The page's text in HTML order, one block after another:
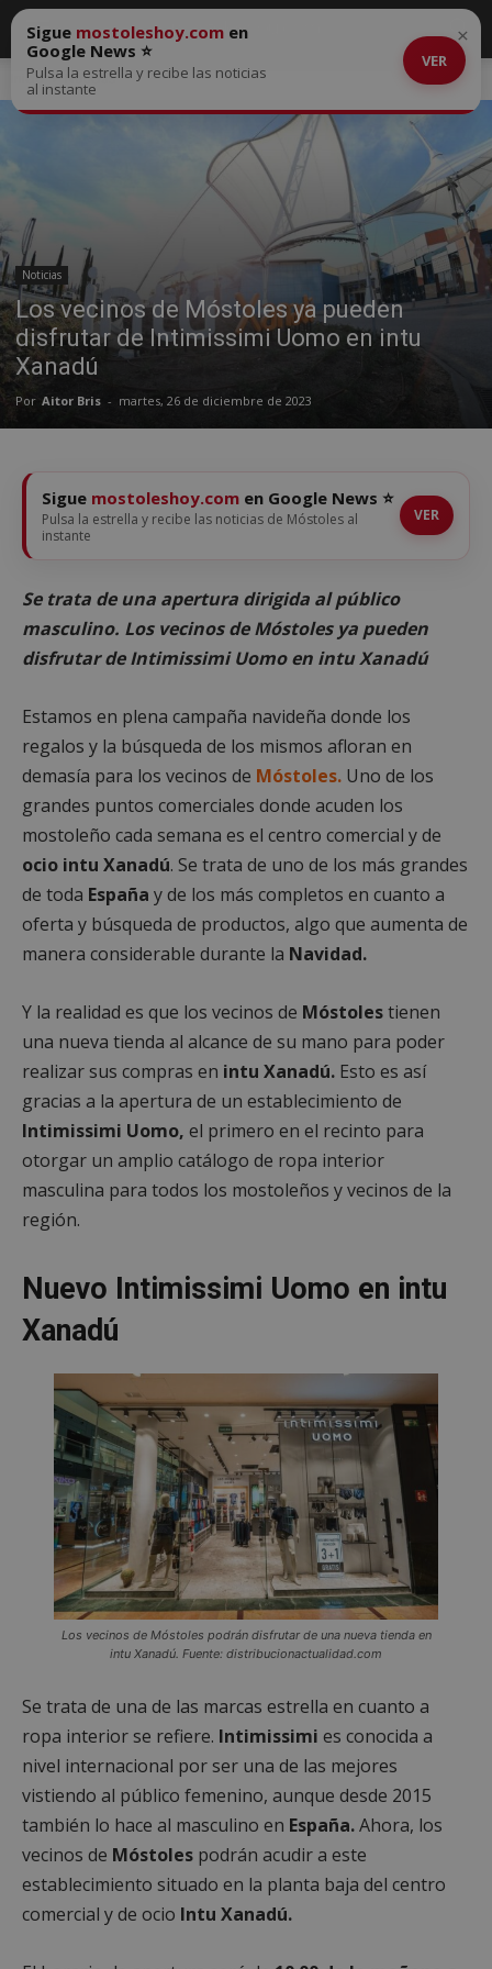
Inicio Noticias
Noticias
Los vecinos de Móstoles ya pueden
disfrutar de Intimissimi Uomo en intu
Xanadú
Por Aitor Bris - martes, 26 de diciembre de 2023
Sigue mostoleshoy.com en
Google News ⭐
Pulsa la estrella y recibe las noticias
al instante
VER
×
Sigue mostoleshoy.com en Google News ⭐
Pulsa la estrella y recibe las noticias de Móstoles al
instante
VER
Se trata de una apertura dirigida al público
masculino. Los vecinos de Móstoles ya pueden
disfrutar de Intimissimi Uomo en intu Xanadú
Estamos en plena campaña navideña donde los
regalos y la búsqueda de los mismos afloran en
demasía para los vecinos de Móstoles. Uno de los
grandes puntos comerciales donde acuden los
mostoleño cada semana es el centro comercial y de
ocio intu Xanadú. Se trata de uno de los más grandes
de toda España y de los más completos en cuanto a
oferta y búsqueda de productos, algo que aumenta de
manera considerable durante la Navidad.
Y la realidad es que los vecinos de Móstolestienen
una nueva tienda al alcance de su mano para poder
realizar sus compras en intu Xanadú. Esto es así
gracias a la apertura de un establecimiento de
Intimissimi Uomo, el primero en el recinto para
otorgar un amplio catálogo de ropa interior
masculina para todos los mostoleños y vecinos de la
región.
Nuevo Intimissimi Uomo en intu
Xanadú
Los vecinos de Móstoles podrán disfrutar de una nueva tienda en
intu Xanadú. Fuente: distribucionactualidad.com
Se trata de una de las marcas estrella en cuanto a
ropa interior se refiere. Intimissimi es conocida a
nivel internacional por ser una de las mejores
vistiendo al público femenino, aunque desde 2015
también lo hace al masculino en España.Ahora, los
vecinos de Móstoles podrán acudir a este
establecimiento situado en la planta baja del centro
comercial y de ocio Intu Xanadú.